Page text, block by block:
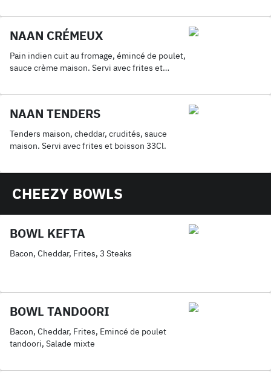
NAAN CRÉMEUX
Pain indien cuit au fromage, émincé de poulet,
sauce crème maison. Servi avec frites et
NAAN TENDERS
Tenders maison, cheddar, crudités, sauce
maison. Servi avec frites et boisson 33Cl.
CHEEZY BOWLS
BOWL KEFTA
Bacon, Cheddar, Frites, 3 Steaks
BOWL TANDOORI
Bacon, Cheddar, Frites, Emincé de poulet
tandoori, Salade mixte